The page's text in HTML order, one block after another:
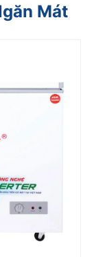
Mát